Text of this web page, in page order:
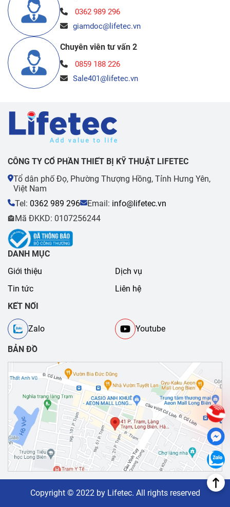
0362 989 296
giamdoc@lifetec.vn
Chuyên viên tư vấn 2
0859 188 226
Sale401@lifetec.vn
CÔNG TY CỔ PHẦN THIẾT BỊ KỸ THUẬT LIFETEC
Tổ dân phố Đọ, Phường Thượng Hồng, Tỉnh Hưng Yên,
Việt Nam
Tel: 0362 989 296 Email: info@lifetec.vn
🏤Mã ĐKKD: 0107256244
DANH MỤC
Giới thiệu
Dịch vụ
Tin tức
Liên hệ
KẾT NỐI
Zalo Youtube
BẢN ĐỒ
Copyright © 2022 by Lifetec. All rights reserved